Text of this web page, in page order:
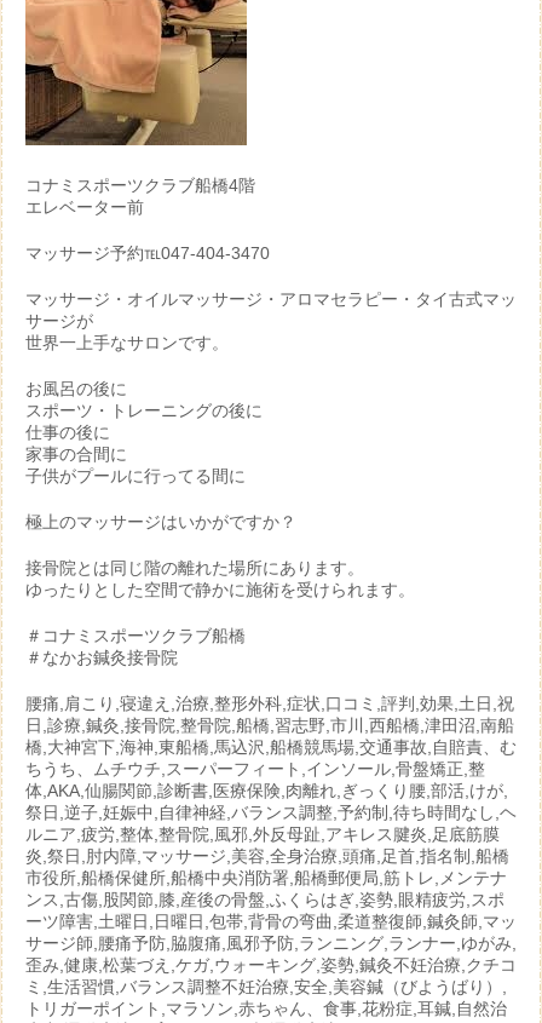
コナミスポーツクラブ船橋4階
エレベーター前
マッサージ予約℡047-404-3470
マッサージ・オイルマッサージ・アロマセラピー・タイ古式マッ
サージが
世界一上手なサロンです。
お風呂の後に
スポーツ・トレーニングの後に
仕事の後に
家事の合間に
子供がプールに行ってる間に
極上のマッサージはいかがですか？
接骨院とは同じ階の離れた場所にあります。
ゆったりとした空間で静かに施術を受けられます。
＃コナミスポーツクラブ船橋
＃なかお鍼灸接骨院
腰痛,肩こり,寝違え,治療,整形外科,症状,口コミ,評判,効果,土日,祝
日,診療,鍼灸,接骨院,整骨院,船橋,習志野,市川,西船橋,津田沼,南船
橋,大神宮下,海神,東船橋,馬込沢,船橋競馬場,交通事故,自賠責、む
ちうち、ムチウチ,スーパーフィート,インソール,骨盤矯正,整
体,AKA,仙腸関節,診断書,医療保険,肉離れ,ぎっくり腰,部活,けが,
祭日,逆子,妊娠中,自律神経,バランス調整,予約制,待ち時間なし,ヘ
ルニア,疲労,整体,整骨院,風邪,外反母趾,アキレス腱炎,足底筋膜
炎,祭日,肘内障,マッサージ,美容,全身治療,頭痛,足首,指名制,船橋
市役所,船橋保健所,船橋中央消防署,船橋郵便局,筋トレ,メンテナ
ンス,古傷,股関節,膝,産後の骨盤,ふくらはぎ,姿勢,眼精疲労,スポ
ーツ障害,土曜日,日曜日,包帯,背骨の弯曲,柔道整復師,鍼灸師,マッ
サージ師,腰痛予防,脇腹痛,風邪予防,ランニング,ランナー,ゆがみ,
歪み,健康,松葉づえ,ケガ,ウォーキング,姿勢,鍼灸不妊治療,クチコ
ミ,生活習慣,バランス調整不妊治療,安全,美容鍼（びようばり）,
トリガーポイント,マラソン,赤ちゃん、食事,花粉症,耳鍼,自然治